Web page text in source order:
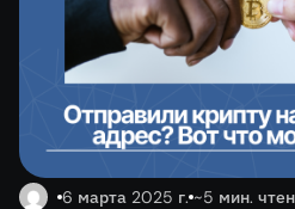
6 марта 2025 г. ~5 мин.